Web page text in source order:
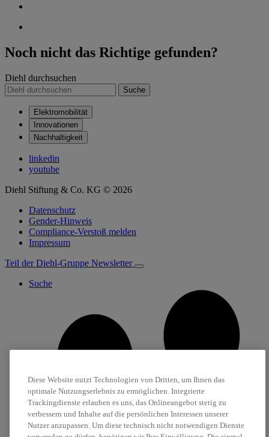
Noch nicht das Richtige gefunden?
Diehl durchsuchen
Suche
Elektromobilität
Innovationen
Nachhaltigkeit
linkedin
youtube
Diehl Stiftung & Co. KG © 2026
Datenschutz
Gender-Hinweis
Compliance-Verstoß melden
Impressum
Teil der Diehl-Gruppe Newsletter
Suche
Diese Website nutzt Technologien von Dritten, um Ihnen das
optimale Nutzungserlebnis zu ermöglichen. Integrierte
Trackingdienste erlauben es uns, das Onlineangebot stetig zu
verbessern und Inhalte auf die persönlichen Interessen unserer
Nutzer anzupassen. Um diese technisch nicht notwendigen Dienste